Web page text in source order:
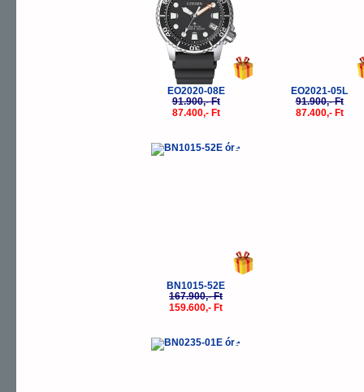
EO2020-08E
91.900,- Ft
87.400,- Ft
EO2021-05L
91.900,- Ft
87.400,- Ft
-5%
BN1015-52E
167.900,- Ft
159.600,- Ft
-5%